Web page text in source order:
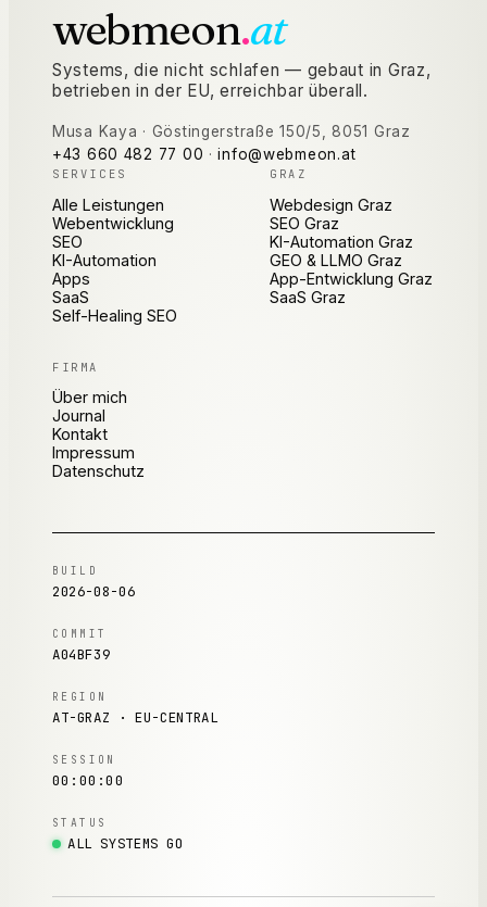
webmeon.at
Systems, die nicht schlafen — gebaut in Graz,
betrieben in der EU, erreichbar überall.
Musa Kaya · Göstingerstraße 150/5 8051 Graz
+43 660 482 77 00 ·info@webmeon.at
SERVICES
Alle Leistungen
Webentwicklung
SEO
KI-Automation
Apps
SaaS
Self-Healing SEO
GRAZ
Webdesign Graz
SEO Graz
KI-Automation Graz
GEO & LLMO Graz
App-Entwicklung Graz
SaaS Graz
FIRMA
Über mich
Journal
Kontakt
Impressum
Datenschutz
BUILD
2026-08-06
COMMIT
A04BF39
REGION
AT-GRAZ · EU-CENTRAL
SESSION
00:00:00
STATUS
ALL SYSTEMS GO